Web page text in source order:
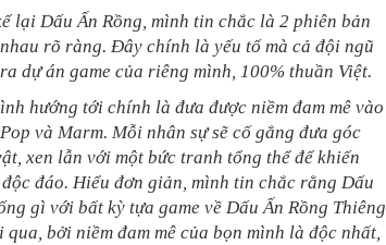
lại Dấu Ấn Rồng, mình tin chắc là 2 phiên bản
rõ ràng. Đây chính là yếu tố mà cả đội ngũ
dự án game của riêng mình, 100% thuần Việt.
hướng tới chính là đưa được niềm đam mê vào
và Marm. Mỗi nhân sự sẽ cố gắng đưa góc
xen lẫn với một bức tranh tổng thể để khiến
đáo. Hiểu đơn giản, mình tin chắc rằng Dấu
gì với bất kỳ tựa game về Dấu Ấn Rồng Thiêng
qua, bởi niềm đam mê của bọn mình là độc nhất,